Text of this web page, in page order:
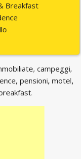
Breakfast
campeggi,
pensioni, motel,